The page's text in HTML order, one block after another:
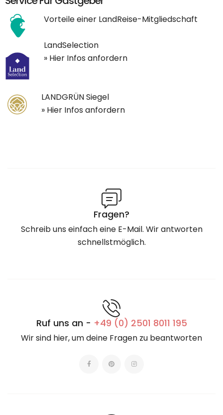
Vorteile einer LandReise-Mitgliedschaft
LandSelection
» Hier Infos anfordern
LANDGRÜN Siegel
» Hier Infos anfordern
Fragen?
Schreib uns einfach eine E-Mail. Wir antworten
schnellstmöglich.
Ruf uns an - +49 (0) 2501 8011 195
Wir sind hier, um deine Fragen zu beantworten